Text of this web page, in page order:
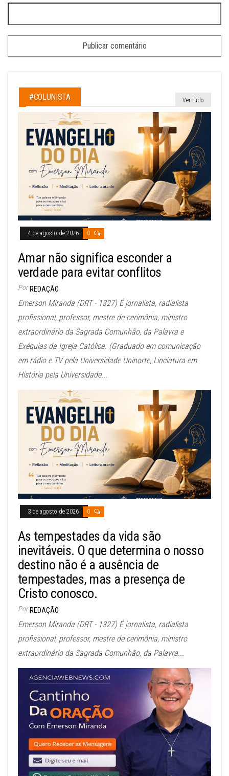
#COLUNISTA Ver tudo
4 de agosto de 2026 0
Amar não significa esconder a
verdade para evitar conflitos
Por REDAÇÃO
Emerson Miranda (DRT - 1327) É jornalista, radialista
profissional, professor, mestre de cerimônia, ministro
extraordinário da Sagrada Comunhão, da Palavra e
Exéquias da Igreja Católica. (Graduado em comunicação
em rádio e TV pela Universidade Uninorte, Linciatura em
História pela Universidade...
3 de agosto de 2026 0
As tempestades da vida são
inevitáveis. O que determina o nosso
destino não é a ausência de
tempestades, mas a presença de
Cristo conosco.
Por REDAÇÃO
Emerson Miranda (DRT - 1327) É jornalista, radialista
profissional, professor, mestre de cerimônia, ministro
extraordinário da Sagrada Comunhão, da Palavra...